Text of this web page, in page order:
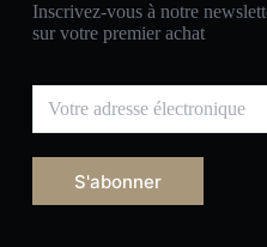
Inscrivez-vous à notre
sur votre premier achat
S'abonner